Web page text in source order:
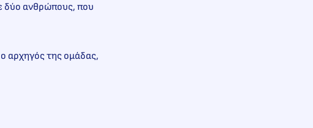
δύο ανθρώπους, που
αρχηγός της ομάδας,